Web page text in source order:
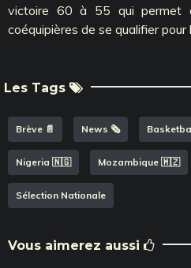
victoire 60 à 55 qui permet
coéquipières de se qualifier pour
Les Tags
Brève 📄 News 🗞️
Nigeria 🇳🇬 Mozambique 🇲🇿
Sélection Nationale
Vous aimerez aussi